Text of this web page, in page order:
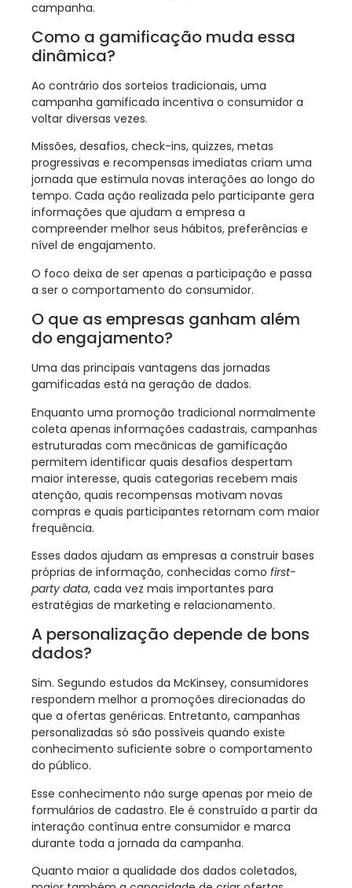
campanha.
Como a gamificação muda essa
dinâmica?
Ao contrário dos sorteios tradicionais, uma
campanha gamificada incentiva o consumidor a
voltar diversas vezes.
Missões, desafios, check-ins, quizzes, metas
progressivas e recompensas imediatas criam uma
jornada que estimula novas interações ao longo do
tempo. Cada ação realizada pelo participante gera
informações que ajudam a empresa a
compreender melhor seus hábitos, preferências e
nível de engajamento.
O foco deixa de ser apenas a participação e passa
a ser o comportamento do consumidor.
O que as empresas ganham além
do engajamento?
Uma das principais vantagens das jornadas
gamificadas está na geração de dados.
Enquanto uma promoção tradicional normalmente
coleta apenas informações cadastrais, campanhas
estruturadas com mecânicas de gamificação
permitem identificar quais desafios despertam
maior interesse, quais categorias recebem mais
atenção, quais recompensas motivam novas
compras e quais participantes retornam com maior
frequência.
Esses dados ajudam as empresas a construir bases
próprias de informação, conhecidas como first-
party data, cada vez mais importantes para
estratégias de marketing e relacionamento.
A personalização depende de bons
dados?
Sim. Segundo estudos da McKinsey, consumidores
respondem melhor a promoções direcionadas do
que a ofertas genéricas. Entretanto, campanhas
personalizadas só são possíveis quando existe
conhecimento suficiente sobre o comportamento
do público.
Esse conhecimento não surge apenas por meio de
formulários de cadastro. Ele é construído a partir da
interação contínua entre consumidor e marca
durante toda a jornada da campanha.
Quanto maior a qualidade dos dados coletados,